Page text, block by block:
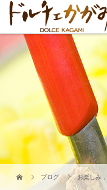
ブログ お楽しみ